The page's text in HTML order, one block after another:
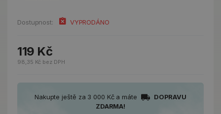
Dostupnost: VYPRODÁNO
119 Kč
98,35 Kč bez DPH
Nakupte ještě za 3 000 Kč a máte
DOPRAVU
ZDARMA!